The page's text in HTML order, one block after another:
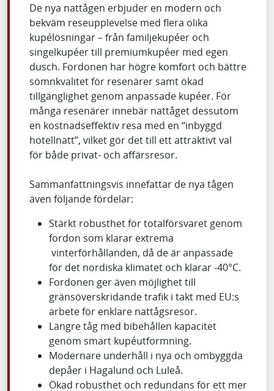
De nya nattågen erbjuder en modern och
bekväm reseupplevelse med flera olika
kupélösningar – från familjekupéer och
singelkupéer till premiumkupéer med egen
dusch. Fordonen har högre komfort och bättre
sömnkvalitet för resenärer samt ökad
tillgänglighet genom anpassade kupéer. För
många resenärer innebär nattåget dessutom
en kostnadseffektiv resa med en “inbyggd
hotellnatt”, vilket gör det till ett attraktivt val
för både privat- och affärsresor.
Sammanfattningsvis innefattar de nya tågen
även följande fördelar:
Stärkt robusthet för totalförsvaret genom
fordon som klarar extrema
vinterförhållanden, då de är anpassade
för det nordiska klimatet och klarar -40°C.
Fordonen ger även möjlighet till
gränsöverskridande trafik i takt med EU:s
arbete för enklare nattågsresor.
Längre tåg med bibehållen kapacitet
genom smart kupéutformning.
Modernare underhåll i nya och ombyggda
depåer i Hagalund och Luleå.
Ökad robusthet och redundans för ett mer